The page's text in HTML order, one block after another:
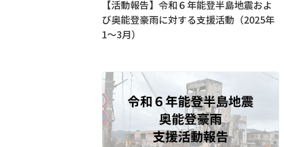
【活動報告】令和６年能登半島地震およ
び奥能登豪雨に対する支援活動（2025年
1〜3月）